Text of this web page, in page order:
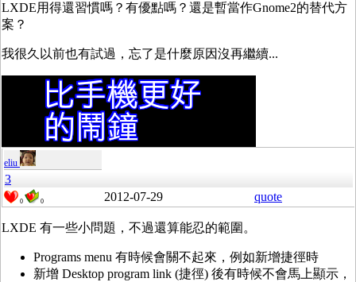
LXDE用得還習慣嗎？有優點嗎？還是暫當作Gnome2的替代方
案？
我很久以前也有試過，忘了是什麼原因沒再繼續...
eliu
3
0 0 2012-07-29 quote
LXDE 有一些小問題，不過還算能忍的範圍。
Programs menu 有時候會關不起來，例如新增捷徑時
新增 Desktop program link (捷徑) 後有時候不會馬上顯示，